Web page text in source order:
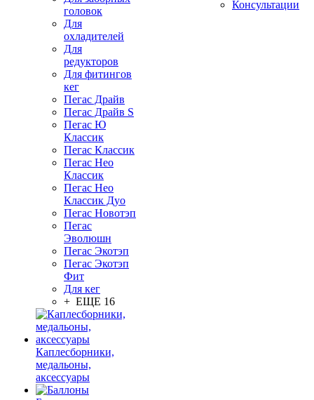
головок
Для
охладителей
Для
редукторов
Для фитингов
кег
Пегас Драйв
Пегас Драйв S
Пегас Ю
Классик
Пегас Классик
Пегас Нео
Классик
Пегас Нео
Классик Дуо
Пегас Новотэп
Пегас
Эволюшн
Пегас Экотэп
Пегас Экотэп
Фит
Для кег
+ ЕЩЕ 16
Каплесборники,
медальоны,
аксессуары
Консультации